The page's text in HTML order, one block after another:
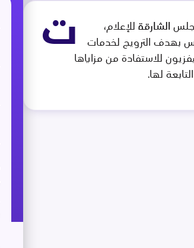
ت
الشارقة للإعلام،
بهدف الترويج لخدمات
للاستفادة من مزاياها
لها.